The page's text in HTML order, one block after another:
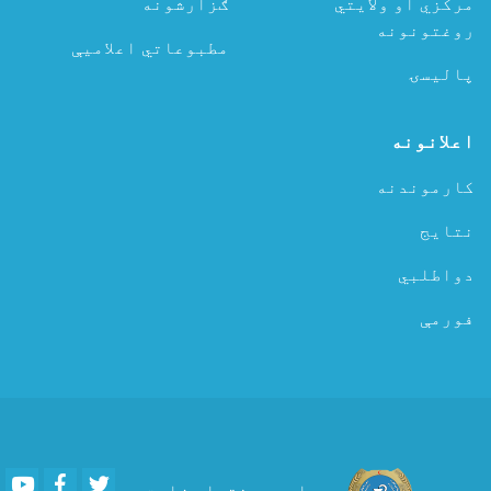
روغتونونه
پالیسۍ
مطبوعاتي اعلامیې
اعلانونه
کارموندنه
نتایج
دواطلبي
فورمې
YoutubeFacebook